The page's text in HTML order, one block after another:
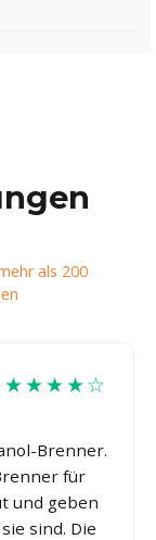
als 200
★★★★☆
Brenner.
für
und geben
sind. Die